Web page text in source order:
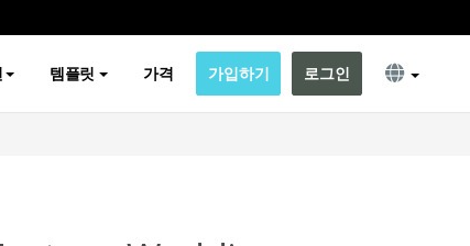
템플릿 가격 가입하기 로그인